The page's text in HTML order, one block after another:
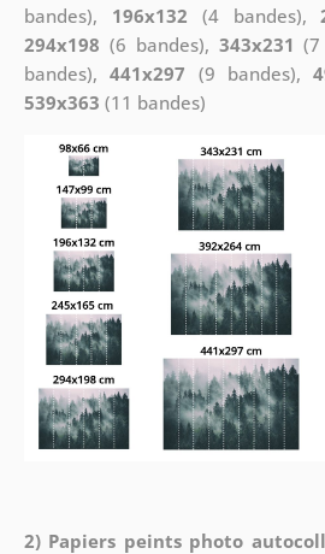
bandes), 196x132 (4 bandes),
294x198 (6 bandes), 343x231
bandes),441x297 (9 bandes),
539x363 (11 bandes)
2) Papiers peints photo